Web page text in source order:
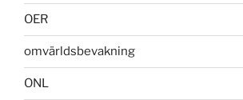
OER
omvärldsbevakning
ONL